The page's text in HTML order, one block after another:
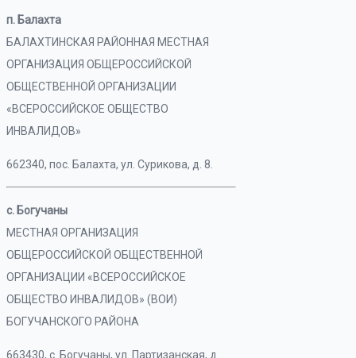
п. Балахта
БАЛАХТИНСКАЯ РАЙОННАЯ МЕСТНАЯ
ОРГАНИЗАЦИЯ ОБЩЕРОССИЙСКОЙ
ОБЩЕСТВЕННОЙ ОРГАНИЗАЦИИ
«ВСЕРОССИЙСКОЕ ОБЩЕСТВО
ИНВАЛИДОВ»
662340, пос. Балахта, ул. Сурикова, д. 8.
с. Богучаны
МЕСТНАЯ ОРГАНИЗАЦИЯ
ОБЩЕРОССИЙСКОЙ ОБЩЕСТВЕННОЙ
ОРГАНИЗАЦИИ «ВСЕРОССИЙСКОЕ
ОБЩЕСТВО ИНВАЛИДОВ» (ВОИ)
БОГУЧАНСКОГО РАЙОНА
663430, с. Богучаны, ул. Партизанская, д.